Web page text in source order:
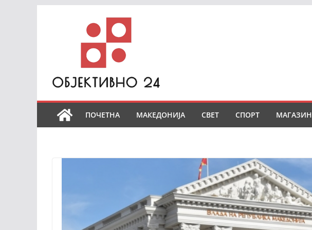
ПОЧЕТНА МАКЕДОНИЈА СВЕТ СПОРТ МАГАЗИН